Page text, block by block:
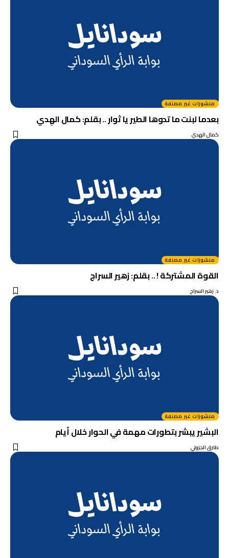
منشورات غير مصنفة
بعدما لبنت ما تدوها الطير يا ثوار .. بقلم: كمال الهِدي
كمال الهدي
منشورات غير مصنفة
القوة المشتركة ! .. بقلم: زهير السراج
د. زهير السراج
منشورات غير مصنفة
البشير يبشر بتطورات مهمة في الحوار خلال أيام
طارق الجزولي